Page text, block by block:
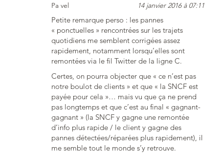
Pa vel 14 janvier 2016 à 07:11
Petite remarque perso : les pannes
« ponctuelles » rencontrées sur les trajets
quotidiens me semblent corrigées assez
rapidement, notamment lorsqu’elles sont
remontées via le fil Twitter de la ligne C.
Certes, on pourra objecter que « ce n’est pas
notre boulot de clients » et que « la SNCF est
payée pour cela »… mais vu que ça ne prend
pas longtemps et que c’est au final « gagnant-
gagnant » (la SNCF y gagne une remontée
d’info plus rapide / le client y gagne des
pannes détectées/réparées plus rapidement), il
me semble tout le monde s’y retrouve.